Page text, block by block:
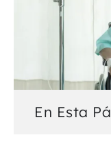
En Esta